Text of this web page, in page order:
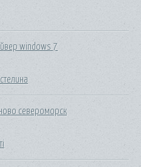
windows 7
североморск